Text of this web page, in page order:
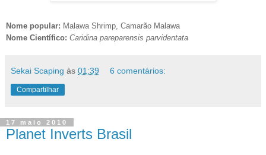
Nome popular: Malawa Shrimp, Camarão Malawa
Nome Científico: Caridina pareparensis parvidentata
Sekai Scaping às 01:39 6 comentários:
Compartilhar
17 maio 2010
Planet Inverts Brasil